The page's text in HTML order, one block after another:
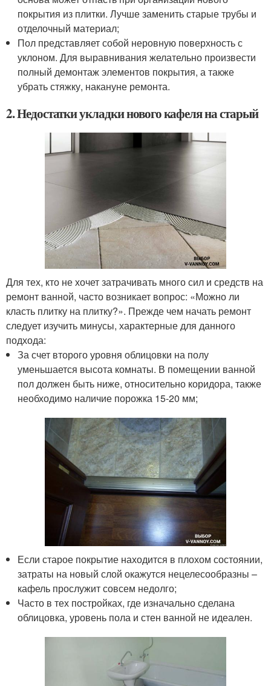
покрытия из плитки. Лучше заменить старые трубы и
отделочный материал;
Пол представляет собой неровную поверхность с
уклоном. Для выравнивания желательно произвести
полный демонтаж элементов покрытия, а также
убрать стяжку, накануне ремонта.
2. Недостатки укладки нового кафеля на старый
Для тех, кто не хочет затрачивать много сил и средств на
ремонт ванной, часто возникает вопрос: «Можно ли
класть плитку на плитку?». Прежде чем начать ремонт
следует изучить минусы, характерные для данного
подхода:
За счет второго уровня облицовки на полу
уменьшается высота комнаты. В помещении ванной
пол должен быть ниже, относительно коридора, также
необходимо наличие порожка 15-20 мм;
Если старое покрытие находится в плохом состоянии,
затраты на новый слой окажутся нецелесообразны –
кафель прослужит совсем недолго;
Часто в тех постройках, где изначально сделана
облицовка, уровень пола и стен ванной не идеален.